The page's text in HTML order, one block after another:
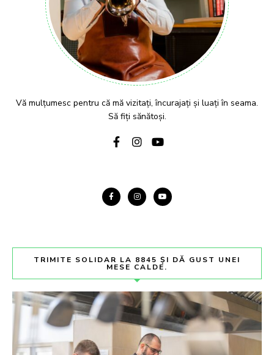
Vă mulțumesc pentru că mă vizitați, încurajați și luați în seama.
Să fiți sănătoși.
TRIMITE SOLIDAR LA 8845 ȘI DĂ GUST UNEI
MESE CALDE.